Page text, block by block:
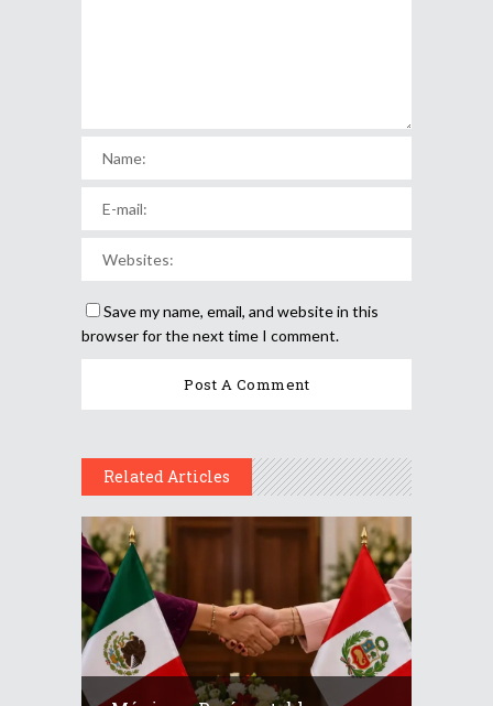
Save my name, email, and website in this
browser for the next time I comment.
Related Articles